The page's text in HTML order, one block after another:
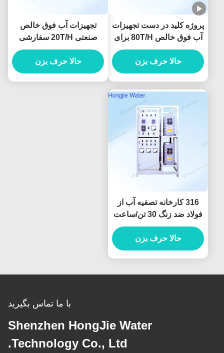
پروژه کلید در دست تجهیزات
آب فوق خالص 80T/H برای
تمیز کردن پنل نمایشگر
حالا حرف بزن
تجهیزات آب فوق خالص
صنعتی 20T/H سفارشی
برای لیتوگرافی
حالا حرف بزن
316 کارخانه تصفیه آب از
فولاد ضد زنگ 30 تن/ساعت
سیستم های آب فوق خالص
صنعتی
حالا حرف بزن
با ما تماس بگیرید
Shenzhen HongJie Water
Technology Co., Ltd.